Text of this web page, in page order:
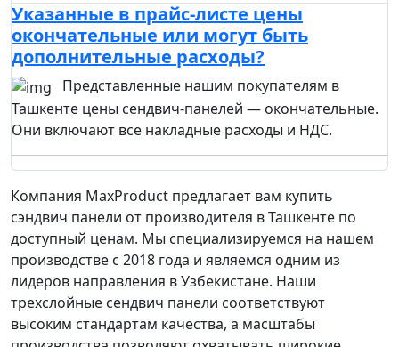
Указанные в прайс-листе цены
окончательные или могут быть
дополнительные расходы?
Представленные нашим покупателям в
Ташкенте цены сендвич-панелей — окончательные.
Они включают все накладные расходы и НДС.
Компания MaxProduct предлагает вам купить
сэндвич панели от производителя в Ташкенте по
доступный ценам. Мы специализируемся на нашем
производстве с 2018 года и являемся одним из
лидеров направления в Узбекистане. Наши
трехслойные сендвич панели соответствуют
высоким стандартам качества, а масштабы